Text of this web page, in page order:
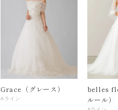
Grace（グレース）
Aライン
belles
ルール）